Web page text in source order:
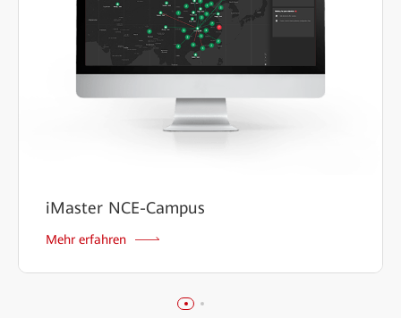
iMaster NCE-Campus
Mehr erfahren